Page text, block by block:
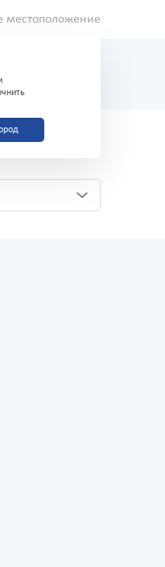
местоположение